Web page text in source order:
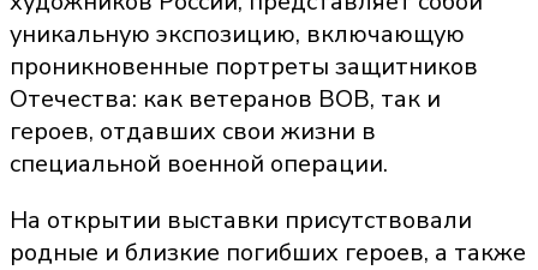
уникальную экспозицию, включающую
проникновенные портреты защитников
Отечества: как ветеранов ВОВ, так и
героев, отдавших свои жизни в
специальной военной операции.
На открытии выставки присутствовали
родные и близкие погибших героев, а также